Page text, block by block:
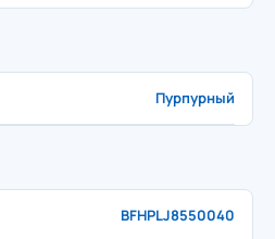
Пурпурный
BFHPLJ8550040